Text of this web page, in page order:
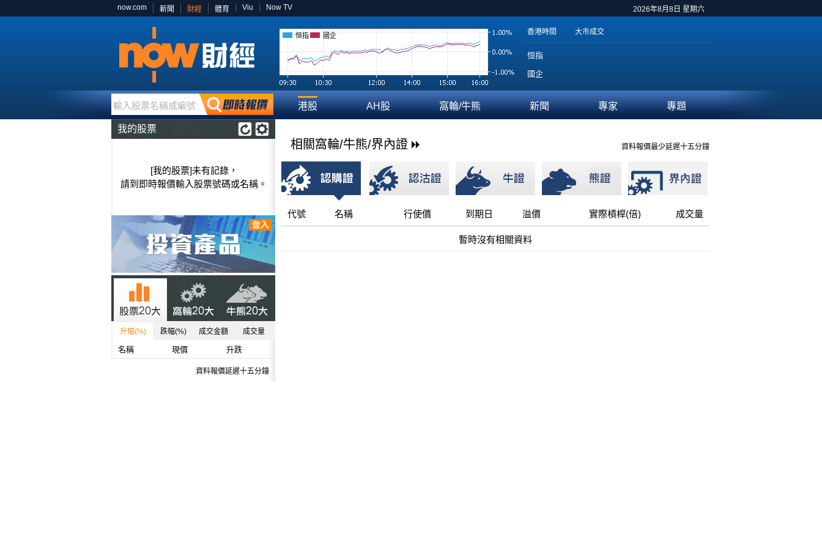
2026年8月8日 星期六
now.com 新聞 財經 體育 Viu Now TV
恒指 國企 香港時間 大市成交
恒指
國企
輸入股票名稱或編號 港股 AH股 窩輪/牛熊 新聞 專家 專題
我的股票
[我的股票]未有記錄，
請到即時報價輸入股票號碼或名稱。
升幅(%) 跌幅(%) 成交金額 成交量
名稱 現價 升跌
資料報價延遲十五分鐘
資料報價最少延遲十五分鐘
相關窩輪/牛熊/界內證
代號 名稱 行使價 到期日 溢價 實際槓桿(倍) 成交量
暫時沒有相關資料